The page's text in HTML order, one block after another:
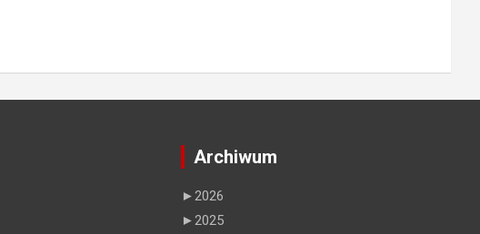
Archiwum
►2026
►2025